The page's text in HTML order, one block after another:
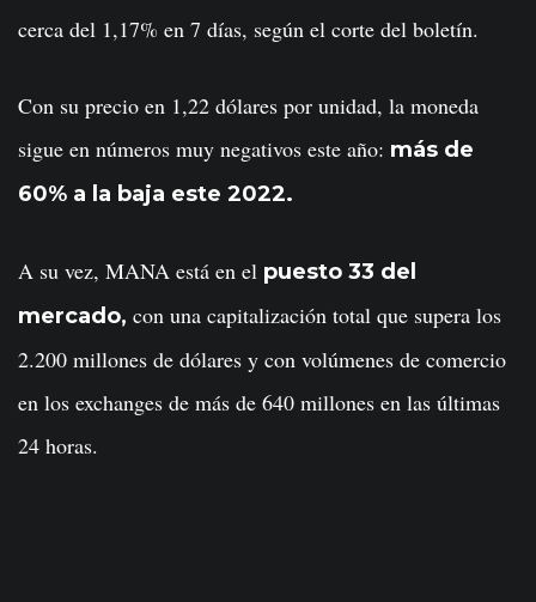
cerca del 1,17% en 7 días, según el corte del boletín.
Con su precio en 1,22 dólares por unidad, la moneda
sigue en números muy negativos este año: más de
60% a la baja este 2022.
A su vez, MANA está en el puesto 33 del
mercado, con una capitalización total que supera los
2.200 millones de dólares y con volúmenes de comercio
en los exchanges de más de 640 millones en las últimas
24 horas.